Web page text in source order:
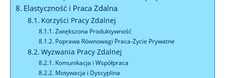
Elastyczność i Praca Zdalna
Korzyści Pracy Zdalnej
Zwiększona Produktywność
Poprawa Równowagi Praca-Życie Prywatne
Wyzwania Pracy Zdalnej
Komunikacja i Współpraca
Motywacja i Dyscyplina